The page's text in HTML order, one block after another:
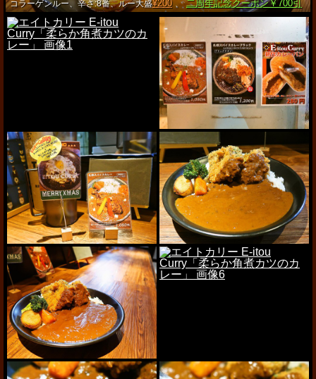
コラーゲンルー、辛さ:8番、ルー大盛¥200 、 二周年記念クーポン￥700引